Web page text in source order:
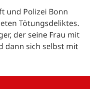
und Polizei Bonn
Tötungsdeliktes.
der seine Frau mit
dann sich selbst mit